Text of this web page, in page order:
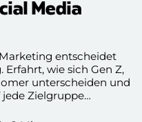
Media
entscheidet
wie sich Gen Z,
unterscheiden und
Zielgruppe